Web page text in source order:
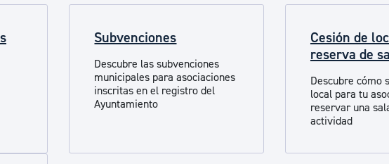
y asociacionismo Cultura
Turismo
Subvenciones
Descubre las subvenciones
municipales para asociaciones
inscritas en el registro del
Ayuntamiento
Cesión de
reserva de
Descubre cómo
local para tu
reservar una
actividad